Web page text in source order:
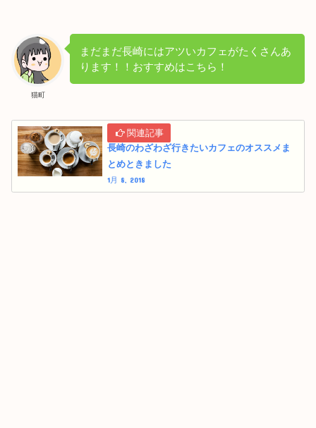
猫町
まだまだ長崎にはアツいカフェがたくさんあ
ります！！おすすめはこちら！
長崎のわざわざ行きたいカフェのオススメま
とめときました
1月 8, 2018